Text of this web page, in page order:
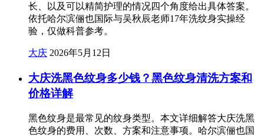
长、以及可以精简护理的情况四个角度给出具体答案。
依托哈尔滨俪也国际与吴秋辰老师17年洗纹身实操经
验，仅做科普参考。
大庆 2026年5月12日
大庆洗黑色纹身多少钱？黑色纹身清洗方案和
价格详解
黑色纹身是最常见的纹身类型。本文详细解答大庆洗黑
色纹身的费用、次数、方案和注意事项。哈尔滨俪也国